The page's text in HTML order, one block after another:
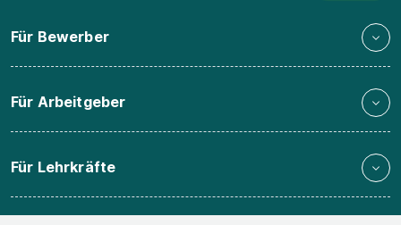
Für Bewerber
Für Arbeitgeber
Für Lehrkräfte